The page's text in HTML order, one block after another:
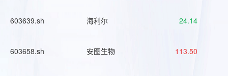
603639.sh 海利尔 24.14
603658.sh 安图生物 113.50